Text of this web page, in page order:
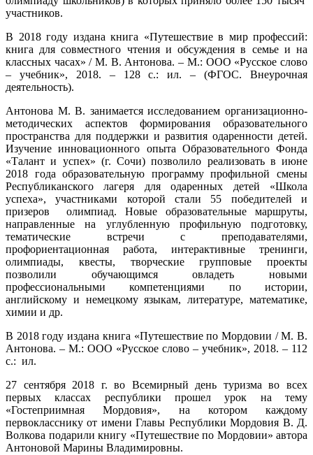
участников.
В 2018 году издана книга «Путешествие в мир профессий:
книга для совместного чтения и обсуждения в семье и на
классных часах» / М. В. Антонова. – М.: ООО «Русское слово
– учебник», 2018. – 128 с.: ил. – (ФГОС. Внеурочная
деятельность).
Антонова М. В. занимается исследованием организационно-
методических аспектов формирования образовательного
пространства для поддержки и развития одаренности детей.
Изучение инновационного опыта Образовательного Фонда
«Талант и успех» (г. Сочи) позволило реализовать в июне
2018 года образовательную программу профильной смены
Республиканского лагеря для одаренных детей «Школа
успеха», участниками которой стали 55 победителей и
призеров олимпиад. Новые образовательные маршруты,
направленные на углубленную профильную подготовку,
тематические встречи с преподавателями,
профориентационная работа, интерактивные тренинги,
олимпиады, квесты, творческие групповые проекты
позволили обучающимся овладеть новыми
профессиональными компетенциями по истории,
английскому и немецкому языкам, литературе, математике,
химии и др.
В 2018 году издана книга «Путешествие по Мордовии / М. В.
Антонова. – М.: ООО «Русское слово – учебник», 2018. – 112
с.: ил.
27 сентября 2018 г. во Всемирный день туризма во всех
первых классах республики прошел урок на тему
«Гостеприимная Мордовия», на котором каждому
первокласснику от имени Главы Республики Мордовия В. Д.
Волкова подарили книгу «Путешествие по Мордовии» автора
Антоновой Марины Владимировны.